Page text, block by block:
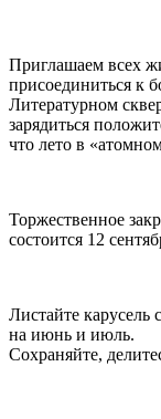
Приглашаем всех
присоединиться к
Литературном
зарядиться
что лето в
Торжественное
состоится 12
Листайте
на июнь и июль.
Сохраняйте,